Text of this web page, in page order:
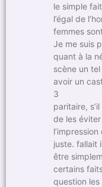
le simple
l’égal de
femmes
Je me suis
quant à la
scène un
avoir un
3
paritaire,
de les
juste. fallait
être
certains
question